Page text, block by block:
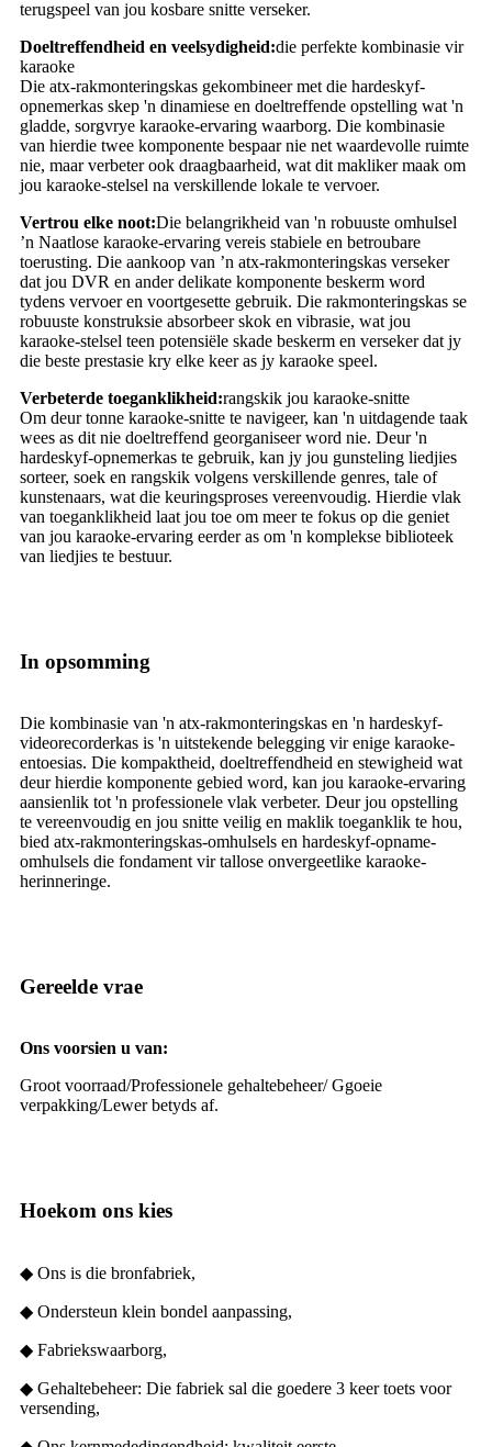
terugspeel van jou kosbare snitte verseker.
Doeltreffendheid en veelsydigheid:die perfekte kombinasie vir
karaoke
Die atx-rakmonteringskas gekombineer met die hardeskyf-
opnemerkas skep 'n dinamiese en doeltreffende opstelling wat 'n
gladde, sorgvrye karaoke-ervaring waarborg. Die kombinasie
van hierdie twee komponente bespaar nie net waardevolle ruimte
nie, maar verbeter ook draagbaarheid, wat dit makliker maak om
jou karaoke-stelsel na verskillende lokale te vervoer.
Vertrou elke noot:Die belangrikheid van 'n robuuste omhulsel
’n Naatlose karaoke-ervaring vereis stabiele en betroubare
toerusting. Die aankoop van ’n atx-rakmonteringskas verseker
dat jou DVR en ander delikate komponente beskerm word
tydens vervoer en voortgesette gebruik. Die rakmonteringskas se
robuuste konstruksie absorbeer skok en vibrasie, wat jou
karaoke-stelsel teen potensiële skade beskerm en verseker dat jy
die beste prestasie kry elke keer as jy karaoke speel.
Verbeterde toeganklikheid:rangskik jou karaoke-snitte
Om deur tonne karaoke-snitte te navigeer, kan 'n uitdagende taak
wees as dit nie doeltreffend georganiseer word nie. Deur 'n
hardeskyf-opnemerkas te gebruik, kan jy jou gunsteling liedjies
sorteer, soek en rangskik volgens verskillende genres, tale of
kunstenaars, wat die keuringsproses vereenvoudig. Hierdie vlak
van toeganklikheid laat jou toe om meer te fokus op die geniet
van jou karaoke-ervaring eerder as om 'n komplekse biblioteek
van liedjies te bestuur.
In opsomming
Die kombinasie van 'n atx-rakmonteringskas en 'n hardeskyf-
videorecorderkas is 'n uitstekende belegging vir enige karaoke-
entoesias. Die kompaktheid, doeltreffendheid en stewigheid wat
deur hierdie komponente gebied word, kan jou karaoke-ervaring
aansienlik tot 'n professionele vlak verbeter. Deur jou opstelling
te vereenvoudig en jou snitte veilig en maklik toeganklik te hou,
bied atx-rakmonteringskas-omhulsels en hardeskyf-opname-
omhulsels die fondament vir tallose onvergeetlike karaoke-
herinneringe.
Gereelde vrae
Ons voorsien u van:
Groot voorraad/Professionele gehaltebeheer/ Ggoeie
verpakking/Lewer betyds af.
Hoekom ons kies
◆ Ons is die bronfabriek,
◆ Ondersteun klein bondel aanpassing,
◆ Fabriekswaarborg,
◆ Gehaltebeheer: Die fabriek sal die goedere 3 keer toets voor
versending,